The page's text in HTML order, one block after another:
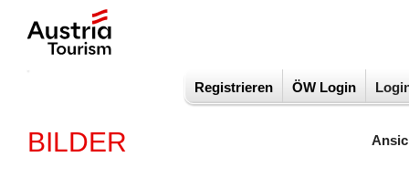
Registrieren ÖW Login
BILDER